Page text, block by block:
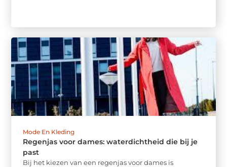
Mode En Kleding
Regenjas voor dames: waterdichtheid die bij je
past
Bij het kiezen van een regenjas voor dames is